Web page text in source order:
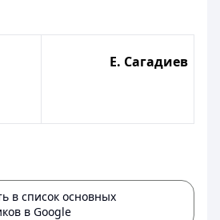
Е. Сагадиев
в список основных
в Google